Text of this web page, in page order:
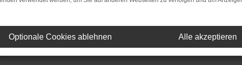
aufgetreten.
die dir helfen können:
Optionale Cookies ablehnen Alle akzeptieren